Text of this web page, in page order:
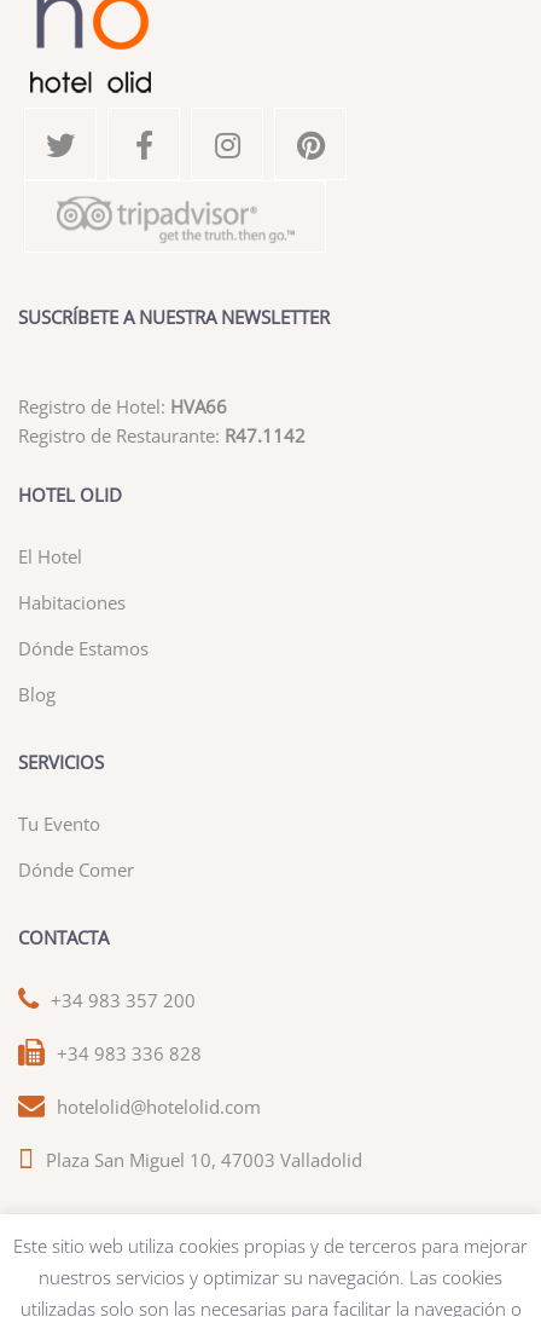
SUSCRÍBETE A NUESTRA NEWSLETTER
Registro de Hotel: HVA66
Registro de Restaurante: R47.1142
HOTEL OLID
El Hotel
Habitaciones
Dónde Estamos
Blog
SERVICIOS
Tu Evento
Dónde Comer
CONTACTA
+34 983 357 200
+34 983 336 828
hotelolid@hotelolid.com
Plaza San Miguel 10, 47003 Valladolid
Bases del Concurso | Aviso legal | Tripadvisor
Este sitio web utiliza cookies propias y de terceros para mejorar
nuestros servicios y optimizar su navegación. Las cookies
utilizadas solo son las necesarias para facilitar la navegación o